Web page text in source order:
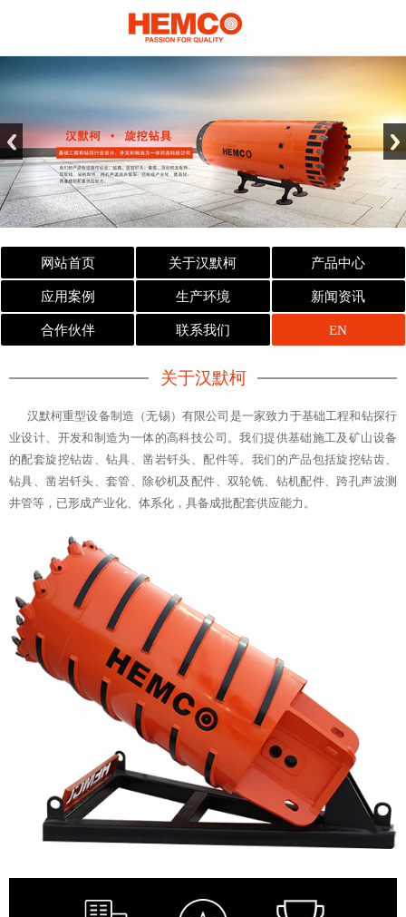
网站首页 关于汉默柯 产品中心
应用案例 生产环境 新闻资讯
合作伙伴 联系我们 EN
关于汉默柯
汉默柯重型设备制造（无锡）有限公司是一家致力于基础工程和钻探行
业设计、开发和制造为一体的高科技公司。我们提供基础施工及矿山设备
的配套旋挖钻齿、钻具、凿岩钎头、配件等。我们的产品包括旋挖钻齿、
钻具、凿岩钎头、套管、除砂机及配件、双轮铣、钻机配件、跨孔声波测
井管等，已形成产业化、体系化，具备成批配套供应能力。